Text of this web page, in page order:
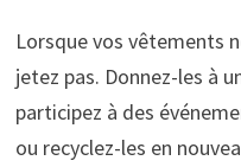
Lorsque vos vêtements
jetez pas. Donnez-les à
participez à des
ou recyclez-les en